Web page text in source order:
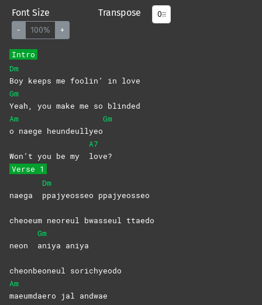
Font Size
- 100% +
Transpose
Intro
Dm
Boy keeps me foolin’ in love
Gm
Yeah, you make me so blinded
Am
o naege heundeullyeo
Gm
Won’t you be my
A7
love?
Verse 1
naega
Dm
ppajyeosseo ppajyeosseo
cheoeum neoreul bwasseul ttaedo
neon
Gm
aniya aniya
cheonbeoneul sorichyeodo
Am
maeumdaero jal andwae